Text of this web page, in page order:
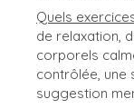
Quels
de relaxation,
corporels
contrôlée, une
suggestion